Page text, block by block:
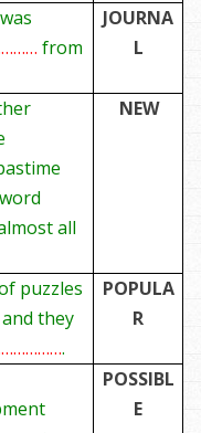
from
JOURNA
L
all
NEW
puzzles
they
.
POPULA
R
POSSIBL
E